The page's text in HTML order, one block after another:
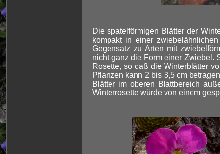
Die spatelförmigen Blätter der
kompakt in einer
Gegensatz zu Arten mit
nicht ganz die Form einer Zwiebel.
Rosette, so daß die Winterblätter
Pflanzen kann 2 bis 3,5 cm
Blätter im oberen Blattbereich
Winterrosette würde von einem